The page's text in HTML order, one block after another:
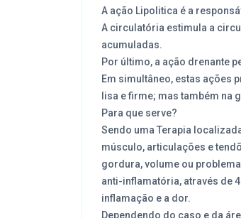
A ação Lipolitica é a
A circulatória estimula a
acumuladas.
Por último, a ação drenante
Em simultâneo, estas ações
lisa e firme; mas também na
Para que serve?
Sendo uma Terapia
músculo, articulações e
gordura, volume ou
anti-inflamatória, através de
inflamação e a dor.
Dependendo do caso e da